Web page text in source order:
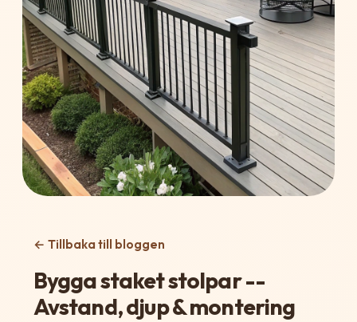
← Tillbaka till bloggen
Bygga staket stolpar --
Avstand, djup & montering